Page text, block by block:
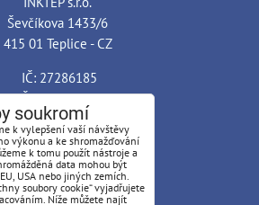
Ševčíkova 1433/6
415 01 Teplice - CZ
IČ: 27286185
DIČ: CZ27286185
Bankovní spojení
a.s. - pobočka Teplice
účtu: 199648540
Kód banky: 0300
soukromí
k vylepšení vaší návštěvy
výkonu a ke shromažďování
k tomu použít nástroje a
data mohou být
USA nebo jiných zemích.
soubory cookie“ vyjadřujete
Níže můžete najít